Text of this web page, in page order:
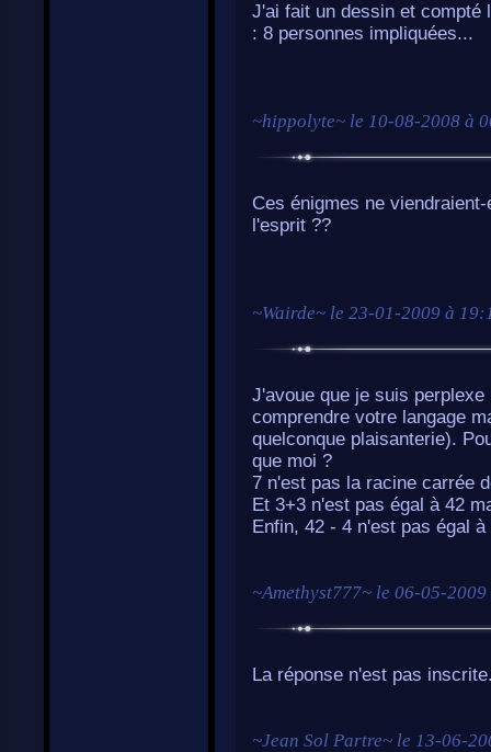
J'ai fait un dessin et compté
: 8 personnes impliquées...
~hippolyte~ le 10-08-2008 à
Ces énigmes ne
l'esprit ??
~Wairde~ le 23-01-2009 à
J'avoue que je suis
comprendre votre langage
quelconque plaisanterie).
que moi ?
7 n'est pas la racine carrée
Et 3+3 n'est pas égal à 42
Enfin, 42 - 4 n'est pas égal
~Amethyst777~ le 06-05-
La réponse n'est pas
~Jean Sol Partre~ le 13-06-